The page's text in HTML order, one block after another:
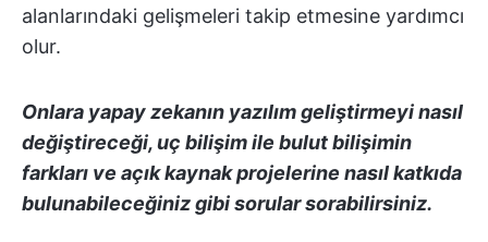
alanlarındaki gelişmeleri takip etmesine yardımcı
olur.
Onlara yapay zekanın yazılım geliştirmeyi nasıl
değiştireceği, uç bilişim ile bulut bilişimin
farkları ve açık kaynak projelerine nasıl katkıda
bulunabileceğiniz gibi sorular sorabilirsiniz.